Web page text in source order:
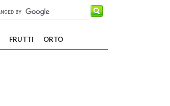
FRUTTI ORTO